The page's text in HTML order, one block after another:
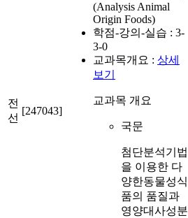
전
선
[247043]
(Analysis Animal
Origin Foods)
학점-강의-실습 : 3-
3-0
교과목개요 : 상세
보기
교과목 개요
국문
첨단분석기법
을 이용한 다
양한동물성식
품의 품질과
영양대사성분